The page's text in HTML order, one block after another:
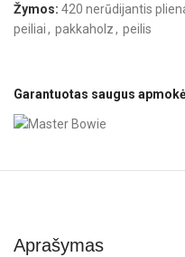
Žymos: 420 nerūdijantis
peiliai, pakkaholz, peilis
Garantuotas saugus
Aprašymas